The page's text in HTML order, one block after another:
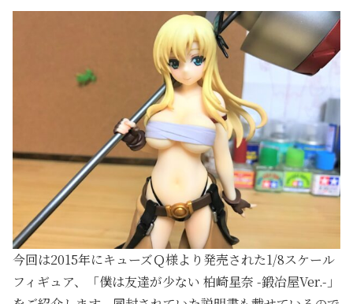
今回は2015年にキューズＱ様より発売された1/8スケール
フィギュア、「僕は友達が少ない 柏崎星奈 -鍛冶屋Ver.-」